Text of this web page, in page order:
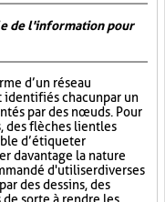
de l'information pour
d’un réseau
chacun par un
par des nœuds. Pour
des flèches lient les
d’étiqueter
davantage la nature
d'utiliser diverses
des dessins, des